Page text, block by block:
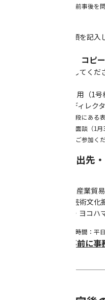
※２ 申請は、移転の事前事後を
所定の様式に必要事項を記
原本1部、コピ
しくは宅急便で提出してく
1. 新進アーティスト用（1号
2. クリエーター／ディレク
※申請書は本ページ最下段にある
※審査は書類審査および面談（1
には原則申請者ご本人がご参加くだ
■申請書類の提出先
横浜市中区山下町2 産業貿
公益財団法人横浜市芸術文化
アーツコミッション・ヨコ
※持ち込みの場合の営業時間：平
事前に